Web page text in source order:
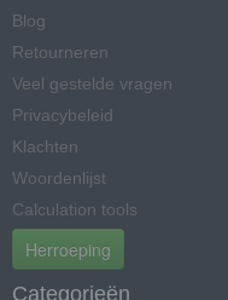
Blog
Retourneren
Veel gestelde vragen
Privacybeleid
Klachten
Woordenlijst
Calculation tools
Herroeping
Categorieën